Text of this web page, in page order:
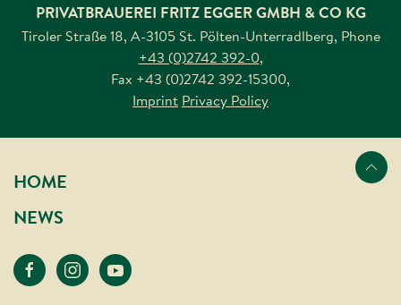
PRIVATBRAUEREI FRITZ EGGER GMBH & CO KG
Tiroler Straße 18, A-3105 St. Pölten-Unterradlberg, Phone
+43 (0)2742 392-0,
Fax +43 (0)2742 392-15300,
Imprint Privacy Policy
Nach
HOME
NEWS